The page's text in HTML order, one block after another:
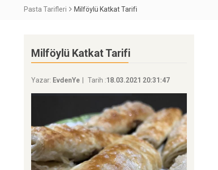
Pasta Tarifleri Milföylü Katkat Tarifi
Milföylü Katkat Tarifi
Yazar: EvdenYe Tarih :18.03.2021 20:31:47